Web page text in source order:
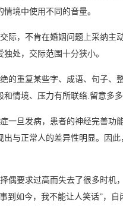
境中使用不同的音量。
际，不肯在婚姻问题上采纳主
处，交际范围十分狭小。
的重复某些字、成语、句子、
情境、压力有所联络.留意多多
一旦发病，患者的神经完善功
与正常人的差异性明显。因
偶要求过高而失去了很多时机
到如今，我不能让人笑话”，